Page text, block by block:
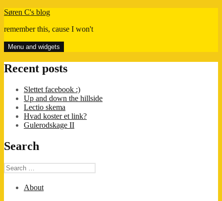
Skip
content
Søren C's blog
remember this, cause I won't
Menu and widgets
Recent posts
Slettet facebook :)
Up and down the hillside
Lectio skema
Hvad koster et link?
Gulerodskage II
Search
Search
for:
About